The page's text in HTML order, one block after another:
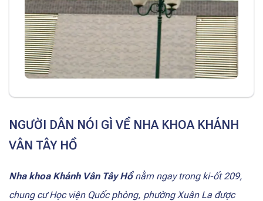
NGƯỜI DÂN NÓI GÌ VỀ NHA KHOA KHÁNH
VÂN TÂY HỒ
Nha khoa Khánh Vân Tây Hồnằm ngay trong ki-ốt 209,
chung cư Học viện Quốc phòng, phường Xuân La được